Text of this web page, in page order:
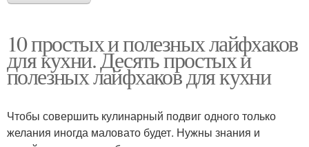
10 простых и полезных лайфхаков
для кухни. Десять простых и
полезных лайфхаков для кухни
Чтобы совершить кулинарный подвиг одного только
желания иногда маловато будет. Нужны знания и